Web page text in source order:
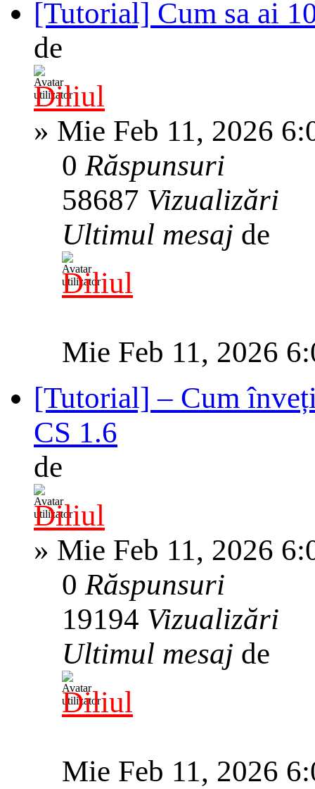
[Tutorial] Cum sa ai
de
Diliul
» Mie Feb 11, 2026
0Răspunsuri
58687 Vizualizări
Ultimul mesaj de
Diliul
Mie Feb 11, 2026
[Tutorial] – Cum
CS 1.6
de
Diliul
» Mie Feb 11, 2026
0Răspunsuri
19194 Vizualizări
Ultimul mesaj de
Diliul
Mie Feb 11, 2026